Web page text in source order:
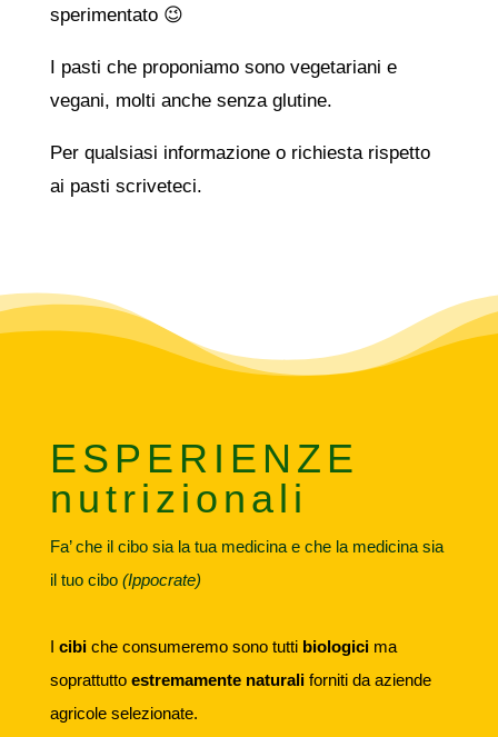
sperimentato 😉
I pasti che proponiamo sono vegetariani e
vegani, molti anche senza glutine.
Per qualsiasi informazione o richiesta rispetto
ai pasti scriveteci.
ESPERIENZE
nutrizionali
Fa’ che il cibo sia la tua medicina e che la medicina sia
il tuo cibo (Ippocrate)
I cibi che consumeremo sono tuttibiologicima
soprattutto estremamente naturali forniti da aziende
agricole selezionate.